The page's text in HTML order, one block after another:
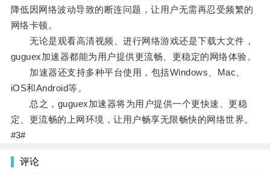
降低因网络波动导致的断连问题，让用户无需再忍受频繁的
网络卡顿。
无论是观看高清视频、进行网络游戏还是下载大文件，
guguex加速器都能为用户提供更流畅、更稳定的网络体验。
加速器还支持多种平台使用，包括Windows、Mac、
iOS和Android等。
总之，guguex加速器将为用户提供一个更快速、更稳
定、更流畅的上网环境，让用户畅享无限畅快的网络世界。
#3#
评论